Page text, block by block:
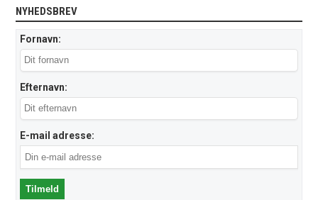
NYHEDSBREV
Fornavn:
Efternavn:
E-mail adresse: